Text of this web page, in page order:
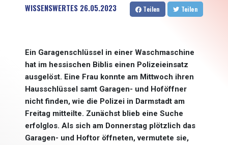
WISSENSWERTES 26.05.2023 Teilen Teilen
Ein Garagenschlüssel in einer Waschmaschine
hat im hessischen Biblis einen Polizeieinsatz
ausgelöst. Eine Frau konnte am Mittwoch ihren
Hausschlüssel samt Garagen- und Hoföffner
nicht finden, wie die Polizei in Darmstadt am
Freitag mitteilte. Zunächst blieb eine Suche
erfolglos. Als sich am Donnerstag plötzlich das
Garagen- und Hoftor öffneten, vermutete sie,